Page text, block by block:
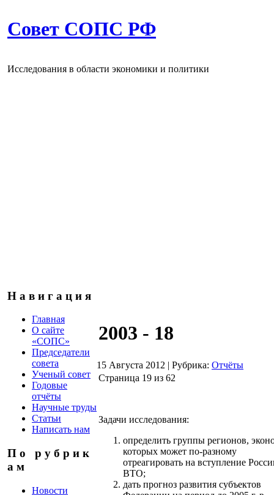
Совет СОПС РФ
Исследования в области экономики и политики
Н а в и г а ц и я
Главная
О сайте
«СОПС»
Председатели
совета
Ученый совет
Годовые
отчёты
Научные труды
Статьи
Написать нам
П о р у б р и к
а м
Новости
2003 - 18
15 Августа 2012 | Рубрика: Отчёты
Страница 19 из 62
Задачи исследования:
определить группы регионов,
которых может по-разному
отреагировать на вступление
ВТО;
дать прогноз развития субъектов